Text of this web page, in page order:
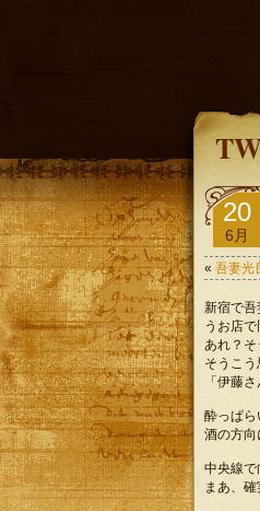
20
6月
« 吾妻光
新宿で吾
うお店
あれ？そ
そうこ
「伊藤
酔っぱら
酒の方向
中央線で
まあ、